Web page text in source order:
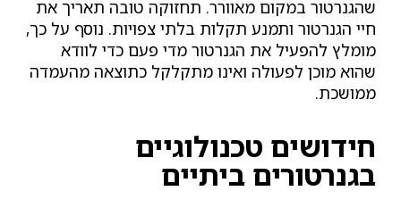
שהגנרטור במקום מאוורר. תחזוקה טובה תאריך את
חיי הגנרטור ותמנע תקלות בלתי צפויות. נוסף על כך,
מומלץ להפעיל את הגנרטור מדי פעם כדי לוודא
שהוא מוכן לפעולה ואינו מתקלקל כתוצאה מהעמדה
ממושכת.
חידושים טכנולוגיים
בגנרטורים ביתיים